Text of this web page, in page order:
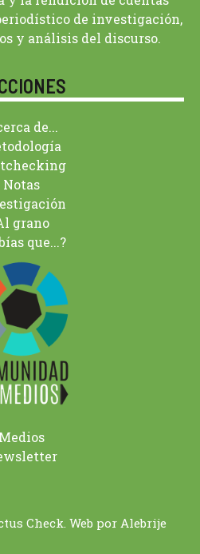
de investigación,
y análisis del discurso.
de...
Notas
grano
que...?
Medios
Check. Web por Alebrije